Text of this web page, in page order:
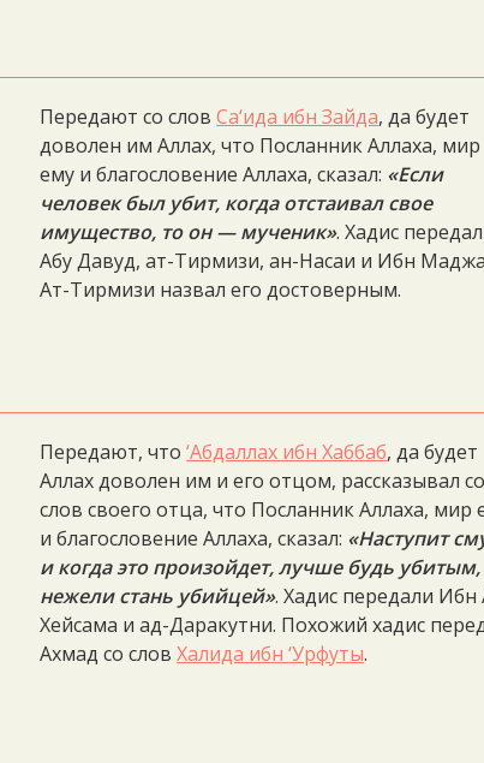
Передают со словСа‘ида ибн Зайда, да будет
доволен им Аллах, что Посланник Аллаха, мир
ему и благословение Аллаха, сказал: «Если
человек был убит, когда отстаивал свое
имущество, то он — мученик». Хадис
Абу Давуд, ат-Тирмизи, ан-Насаи и Ибн
Ат-Тирмизи назвал его достоверным.
Передают, что‘Абдаллах ибн Хаббаб, да будет
Аллах доволен им и его отцом, рассказывал со
слов своего отца, что Посланник Аллаха, мир
и благословение Аллаха, сказал: «Наступит
и когда это произойдет, лучше будь убитым,
нежели стань убийцей». Хадис передали Ибн
Хейсама и ад-Даракутни. Похожий хадис
Ахмад со словХалида ибн ‘Урфуты.